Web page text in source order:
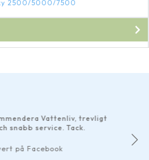
2500/5000/7500
Vattenliv, trevligt
Tack.
Det